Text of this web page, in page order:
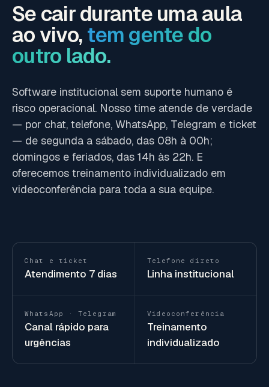
Se cair durante uma aula
ao vivo, tem gente do
outro lado.
Software institucional sem suporte humano é
risco operacional. Nosso time atende de verdade
— por chat, telefone, WhatsApp, Telegram e ticket
— de segunda a sábado, das 08h à 00h;
domingos e feriados, das 14h às 22h. E
oferecemos treinamento individualizado em
videoconferência para toda a sua equipe.
Chat e ticket
Atendimento 7 dias
Telefone direto
Linha institucional
WhatsApp · Telegram
Canal rápido para
urgências
Videoconferência
Treinamento
individualizado